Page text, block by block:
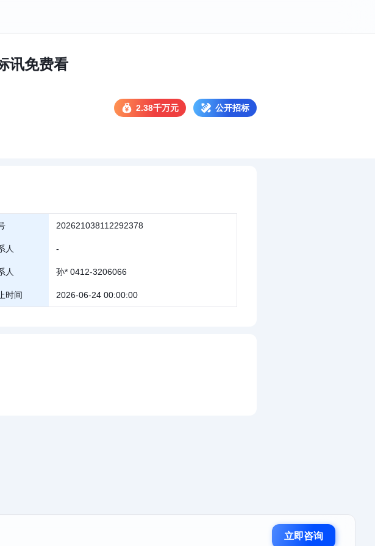
讯免费看
2.38千万元 公开招标
202621038112292378
人 -
人 孙* 0412-3206066
时间 2026-06-24 00:00:00
立即咨询